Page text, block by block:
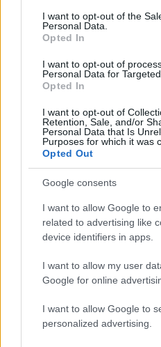
consent section.
I want to opt-out of the
Personal Data.
Opted In
I want to opt-out of
Personal Data for
Opted In
I want to opt-out of
Retention, Sale, and/or
Personal Data that Is
Purposes for which it was
Opted Out
Google consents
I want to allow Google to
related to advertising like
device identifiers in apps.
I want to allow my user
Google for online
I want to allow Google to
personalized advertising.
Βγήκαν ξανά τα
για τη
κίνημα σε φοβικό
Μεταφορές
θεωρηθούν δωρεές
φόρος – Τι ισχυεί
Απίστευτο κι όμως
Aναστέλλονται τα
αγγειοχειρουργού
Χανίων επειδή
γιατρού
Σούπερ μάρκετ:
916 προϊόντα στην
ανάμεσά τους 130
Ελλάδα:
άρθρα